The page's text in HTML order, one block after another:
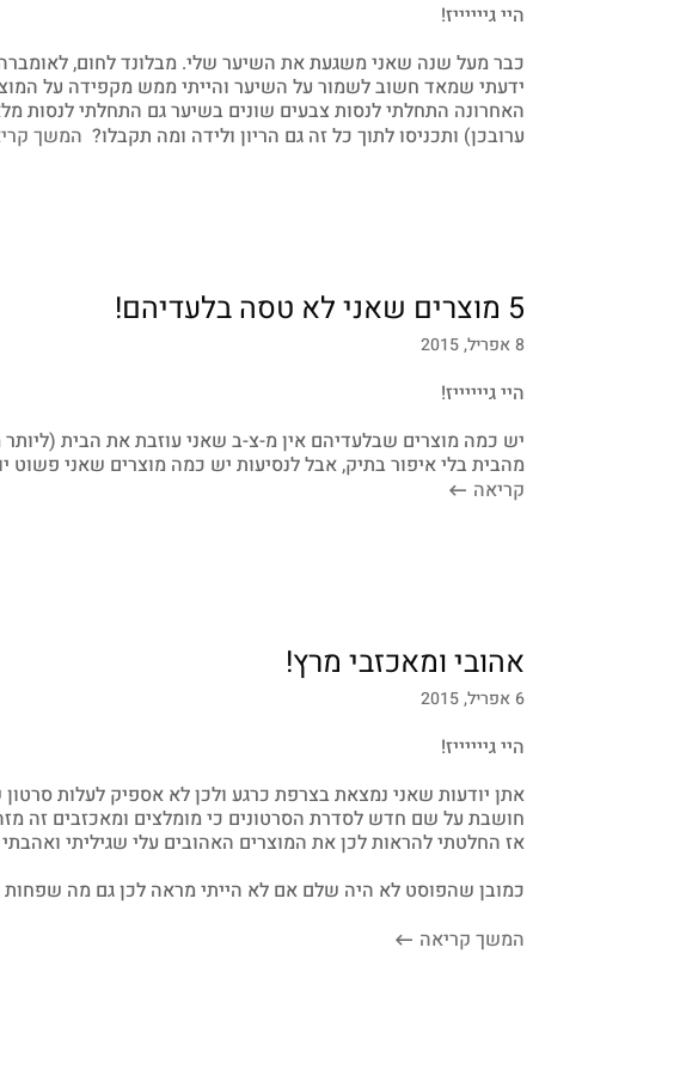
היי גייייייז!
כבר מעל שנה שאני משגעת את השיער שלי. מבלונד לחום, לאומברה,
האחרונה התחלתי לנסות צבעים שונים בשיער גם התחלתי לנסות
ערובכן) ותכניסו לתוך כל זה גם הריון ולידה ומה תקבלו? המשך
5 מוצרים שאני לא טסה בלעדיהם!
8 אפריל, 2015
היי גייייייז!
יש כמה מוצרים שבלעדיהם אין מ-צ-ב שאני עוזבת את הבית
מהבית בלי איפור בתיק, אבל לנסיעות יש כמה מוצרים שאני פשוט
קריאה
אהובי ומאכזבי מרץ!
6 אפריל, 2015
היי גייייייז!
אתן יודעות שאני נמצאת בצרפת כרגע ולכן לא אספיק לעלות
חושבת על שם חדש לסדרת הסרטונים כי מומלצים ומאכזבים זה
אז החלטתי להראות לכן את המוצרים האהובים עלי שגיליתי
כמובן שהפוסט לא היה שלם אם לא הייתי מראה לכן גם מה
המשך קריאה